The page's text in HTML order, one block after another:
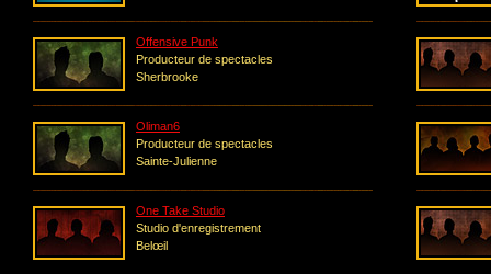
Offensive Punk
Producteur de spectacles
Sherbrooke
Oliman6
Producteur de spectacles
Sainte-Julienne
One Take Studio
Studio d'enregistrement
Belœil